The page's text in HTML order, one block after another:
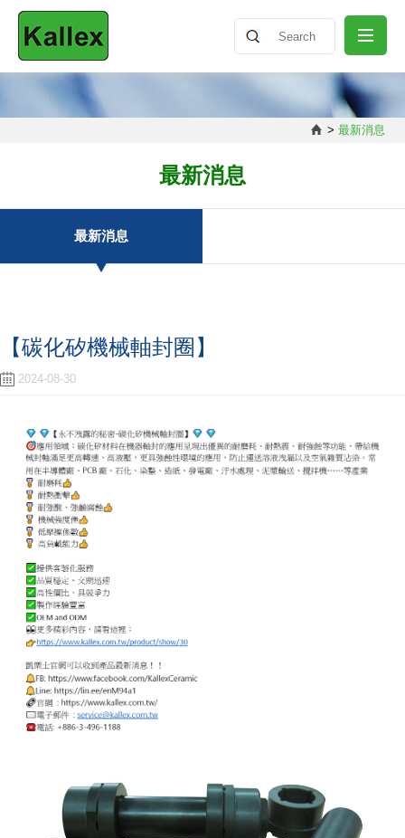
最新消息
聯絡我們
簡中 繁體
> 最新消息
最新消息
最新消息
【碳化矽機械軸封圈】
2024-08-30